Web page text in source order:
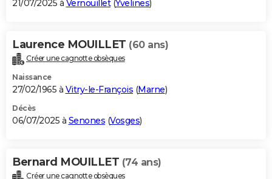
21/07/2025 à Vernouillet(Yvelines)
Laurence MOUILLET (60 ans)
Créer une cagnotte obsèques
Naissance
27/02/1965 à Vitry-le-François (Marne)
Décès
06/07/2025 à Senones (Vosges)
Bernard MOUILLET (74 ans)
Créer une cagnotte obsèques